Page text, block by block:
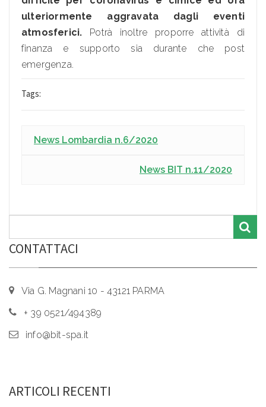
ulteriormente aggravata dagli eventi
atmosferici. Potrà inoltre proporre attività di
finanza e supporto sia durante che post
emergenza.
Tags:
News Lombardia n.6/2020
News BIT n.11/2020
CONTATTACI
Via G. Magnani 10 - 43121 PARMA
+ 39 0521/494389
info@bit-spa.it
ARTICOLI RECENTI